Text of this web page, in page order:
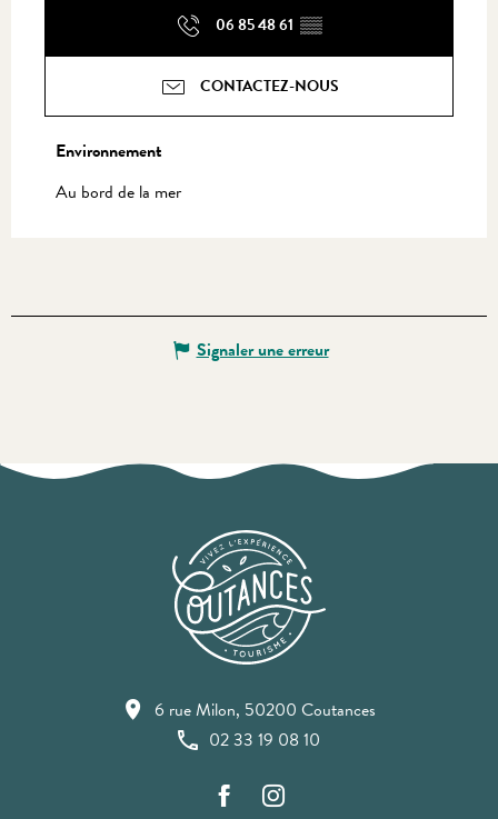
06 85 48 61 ▒▒
CONTACTEZ-NOUS
Environnement
Environnement
Au bord de la mer
Signaler une erreur
6 rue Milon, 50200 Coutances
02 33 19 08 10